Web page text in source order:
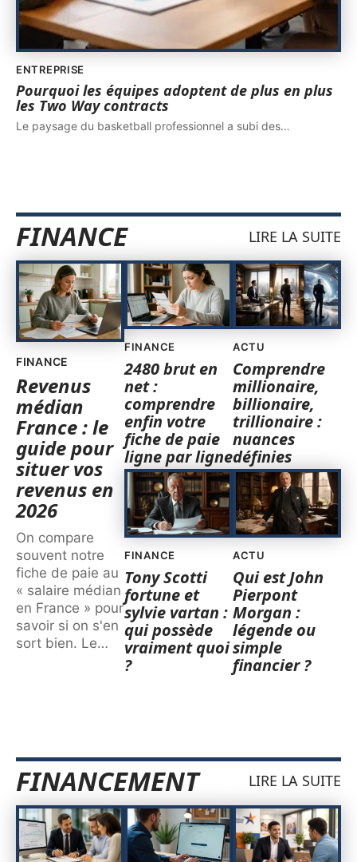
ENTREPRISE
Pourquoi les équipes adoptent de plus en plus
les Two Way contracts
Le paysage du basketball professionnel a subi des…
FINANCE LIRE LA SUITE
FINANCE
Revenus
médian
France : le
guide pour
situer vos
revenus en
2026
On compare
souvent notre
fiche de paie au
« salaire médian
en France » pour
savoir si on s'en
sort bien. Le…
FINANCE
2480 brut en
net :
comprendre
enfin votre
fiche de paie
ligne par ligne
FINANCE
Tony Scotti
fortune et
sylvie vartan :
qui possède
vraiment quoi
?
ACTU
Comprendre
millionaire,
billionaire,
trillionaire :
nuances
définies
ACTU
Qui est John
Pierpont
Morgan :
légende ou
simple
financier ?
FINANCEMENT LIRE LA SUITE